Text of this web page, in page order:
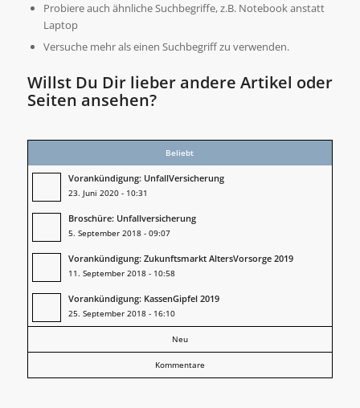
Probiere auch ähnliche Suchbegriffe, z.B. Notebook anstatt
Laptop
Versuche mehr als einen Suchbegriff zu verwenden.
Willst Du Dir lieber andere Artikel oder
Seiten ansehen?
Beliebt
Vorankündigung: UnfallVersicherung
23. Juni 2020 - 10:31
Broschüre: Unfallversicherung
5. September 2018 - 09:07
Vorankündigung: Zukunftsmarkt AltersVorsorge 2019
11. September 2018 - 10:58
Vorankündigung: KassenGipfel 2019
25. September 2018 - 16:10
Neu
Kommentare